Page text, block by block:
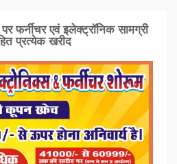
फर्नीचर एवं इलेक्ट्रॉनिक सामग्री
प्रत्‍येक खरीद